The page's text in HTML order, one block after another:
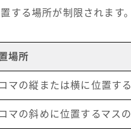
する場所が制限されます。
場所
マの縦または横に位置す
マの斜めに位置するマス